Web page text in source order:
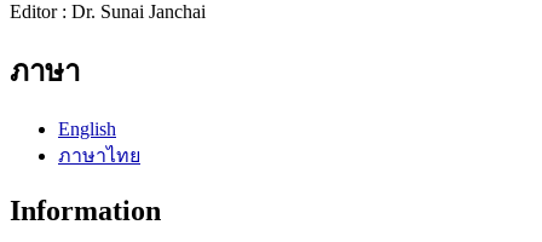
Editor : Dr. Sunai Janchai
ภาษา
English
ภาษาไทย
Information